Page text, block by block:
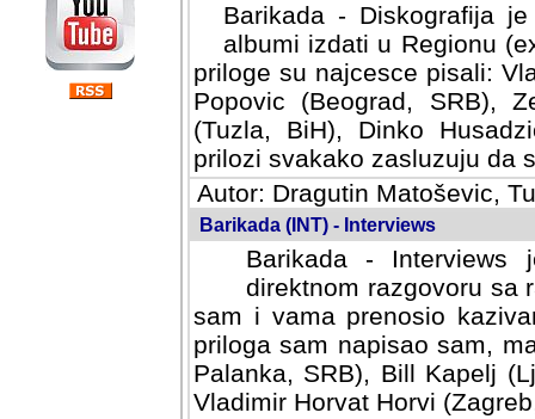
Barikada - Diskografija
albumi izdati u Regionu
priloge su najcesce pisali:
Popovic (Beograd, SRB),
(Tuzla, BiH), Dinko
prilozi svakako zasluzuju da
Autor: Dragutin Matoševic,
Barikada (INT) - Interviews
Barikada -
direktnom razgovoru sa
sam i vama prenosio
priloga sam napisao sam,
Palanka, SRB), Bill Kapelj
Vladimir Horvat Horvi